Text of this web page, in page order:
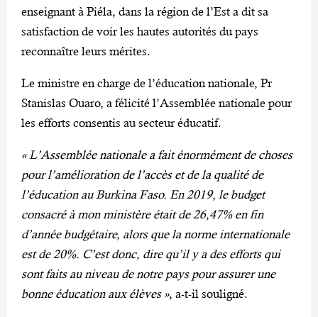
enseignant à Piéla, dans la région de l’Est a dit sa
satisfaction de voir les hautes autorités du pays
reconnaître leurs mérites.
Le ministre en charge de l’éducation nationale, Pr
Stanislas Ouaro, a félicité l’Assemblée nationale pour
les efforts consentis au secteur éducatif.
« L’Assemblée nationale a fait énormément de choses
pour l’amélioration de l’accès et de la qualité de
l’éducation au Burkina Faso. En 2019, le budget
consacré à mon ministère était de 26,47% en fin
d’année budgétaire, alors que la norme internationale
est de 20%. C’est donc, dire qu’il y a des efforts qui
sont faits au niveau de notre pays pour assurer une
bonne éducation aux élèves », a-t-il souligné.